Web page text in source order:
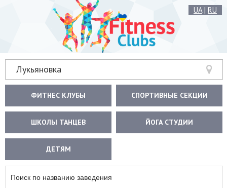
UA| RU
Лукьяновка
ФИТНЕС КЛУБЫ СПОРТИВНЫЕ СЕКЦИИ
ШКОЛЫ ТАНЦЕВ ЙОГА СТУДИИ
ДЕТЯМ